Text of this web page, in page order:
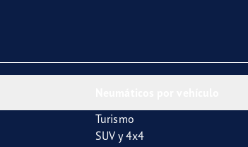
Turismo
SUV y 4x4